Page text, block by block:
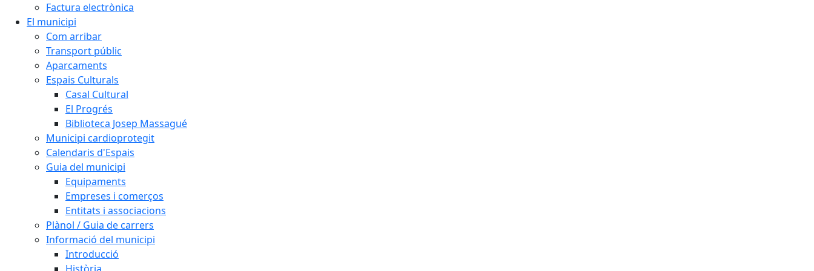
Factura electrònica
El municipi
Com arribar
Transport públic
Aparcaments
Espais Culturals
Casal Cultural
El Progrés
Biblioteca Josep Massagué
Municipi cardioprotegit
Calendaris d'Espais
Guia del municipi
Equipaments
Empreses i comerços
Entitats i associacions
Plànol / Guia de carrers
Informació del municipi
Introducció